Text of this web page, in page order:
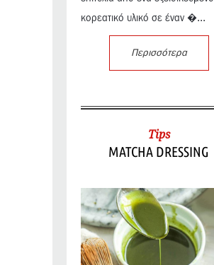
κορεατικό υλικό σε έναν �...
Περισσότερα
Tips
MATCHA DRESSING